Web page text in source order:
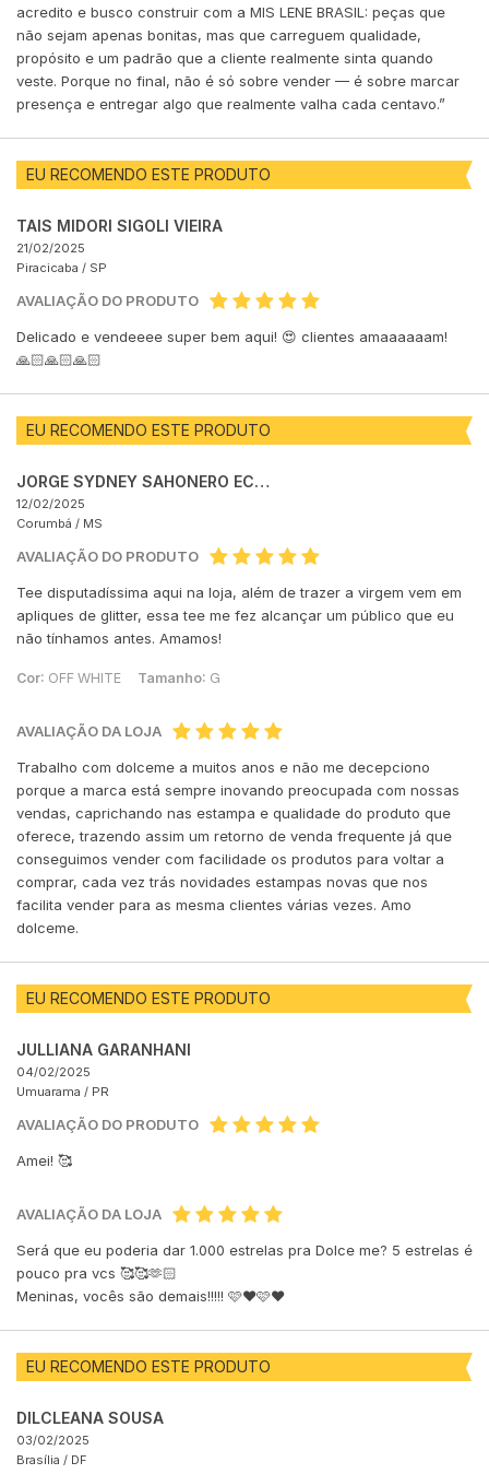
acredito e busco construir com a MIS LENE BRASIL: peças que
não sejam apenas bonitas, mas que carreguem qualidade,
propósito e um padrão que a cliente realmente sinta quando
veste. Porque no final, não é só sobre vender — é sobre marcar
presença e entregar algo que realmente valha cada centavo.”
EU RECOMENDO ESTE PRODUTO
TAIS MIDORI SIGOLI VIEIRA
21/02/2025
Piracicaba / SP
AVALIAÇÃO DO PRODUTO
Delicado e vendeeee super bem aqui! 😍 clientes amaaaaaam!
🙏🏻🙏🏻🙏🏻
EU RECOMENDO ESTE PRODUTO
JORGE SYDNEY SAHONERO ECHEVERRÍA
12/02/2025
Corumbá / MS
AVALIAÇÃO DO PRODUTO
Tee disputadíssima aqui na loja, além de trazer a virgem vem em
apliques de glitter, essa tee me fez alcançar um público que eu
não tínhamos antes. Amamos!
Cor: OFF WHITE Tamanho: G
AVALIAÇÃO DA LOJA
Trabalho com dolceme a muitos anos e não me decepciono
porque a marca está sempre inovando preocupada com nossas
vendas, caprichando nas estampa e qualidade do produto que
oferece, trazendo assim um retorno de venda frequente já que
conseguimos vender com facilidade os produtos para voltar a
comprar, cada vez trás novidades estampas novas que nos
facilita vender para as mesma clientes várias vezes. Amo
dolceme.
EU RECOMENDO ESTE PRODUTO
JULLIANA GARANHANI
04/02/2025
Umuarama / PR
AVALIAÇÃO DO PRODUTO
Amei! 🥰
AVALIAÇÃO DA LOJA
Será que eu poderia dar 1.000 estrelas pra Dolce me? 5 estrelas é
pouco pra vcs 🥰🥰🫶🏻
Meninas, vocês são demais!!!!! 🩷♥️🩷♥️
EU RECOMENDO ESTE PRODUTO
DILCLEANA SOUSA
03/02/2025
Brasília / DF